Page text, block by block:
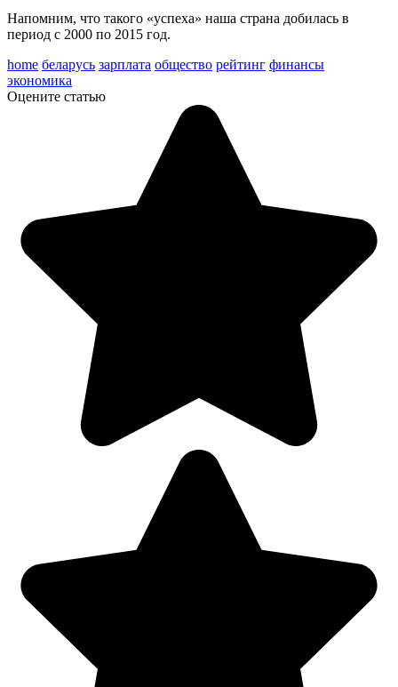
Напомним, что такого «успеха» наша страна добилась в
период с 2000 по 2015 год.
home беларусь зарплата общество рейтинг финансы
экономика
Оцените статью